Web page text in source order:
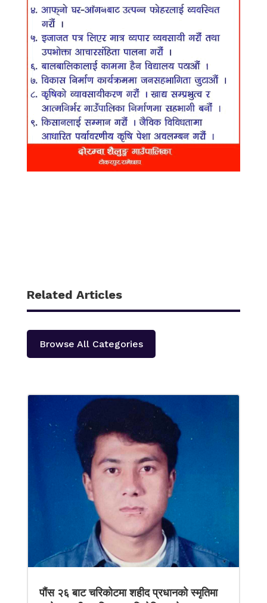
Related Articles
Browse All Categories
पौंस २६ बाट चरिकोटमा शहीद प्रधानको स्मृतिमा